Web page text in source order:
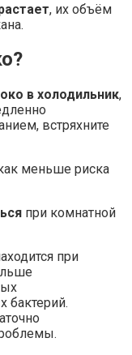
, их объём
в холодильник,
встряхните
меньше риска
при комнатной
при
бактерий.